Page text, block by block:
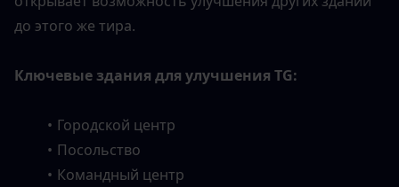
до этого же тира.
Ключевые здания для улучшения TG:
Городской центр
Посольство
Командный центр